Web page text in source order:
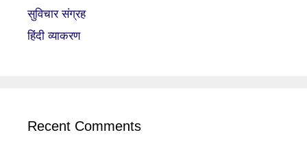
सुविचार संग्रह
हिंदी व्याकरण
Recent Comments